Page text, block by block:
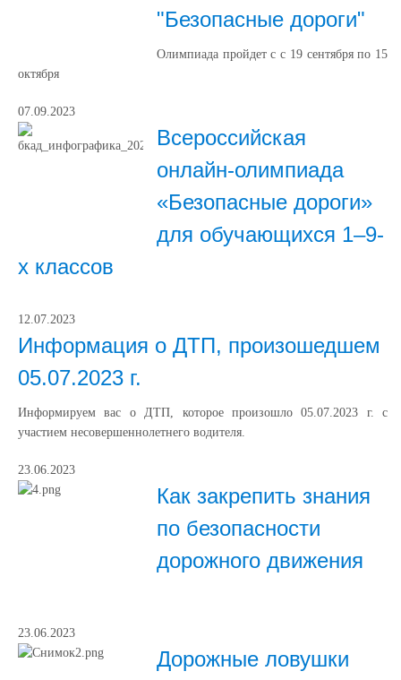
"Безопасные дороги"
Олимпиада пройдет с с 19 сентября по 15
октября
07.09.2023
Всероссийская
онлайн-олимпиада
«Безопасные дороги»
для обучающихся 1–9-
х классов
12.07.2023
Информация о ДТП, произошедшем
05.07.2023 г.
Информируем вас о ДТП, которое произошло 05.07.2023 г. с
участием несовершеннолетнего водителя.
23.06.2023
Как закрепить знания
по безопасности
дорожного движения
23.06.2023
Дорожные ловушки